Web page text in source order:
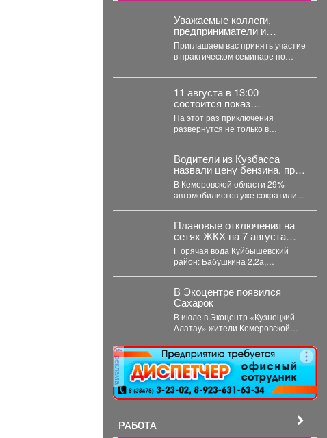
Уважаемые коллеги,
предприниматели и
представители социальной
сферы!
Приглашаем вас принять участие
в практическом семинаре по
конкурсов
«Росмолодежь.Гранты». Это
уникальная...
11 августа в 13:00
состоится показ
двенадцатого
полнометражного
мультфильма из
знаменитой «богатырской»
франшизы - «Три богатыря
и Пуп Земли» (2023).
На этот раз приключения
развернутся не только в
Водители из Кузбасса
назвали цену бензина, при
которой откажутся от авто
В Кемеровской области 29%
автомобилистов уже сократили
топлива. При этом...
Плановые отключения на
сетях ЖКХ на 7 августа
2026 г. (г. Новокузнецк)
Г орячая вода Куйбышевский
район: Бабушкина 2,2а,
В Экоцентре появился
Сахарок
В июле в Экоцентр «Кузнецкий
Алатау» жители Кемеровской
гостя - крошечного косуленка,...
реклама
РАБОТА